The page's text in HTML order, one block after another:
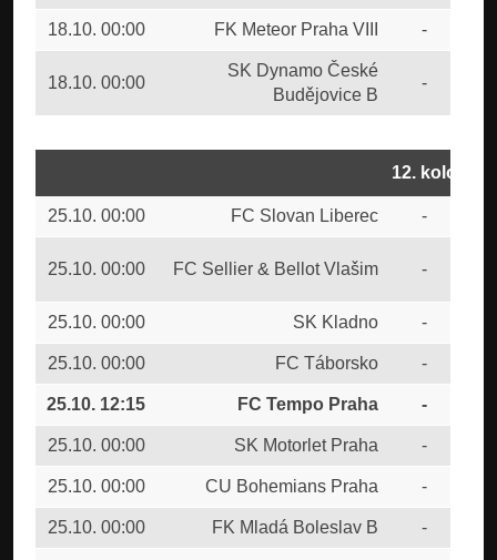
18.10. 00:00 FK Meteor Praha VIII -
18.10. 00:00
SK Dynamo České
Budějovice B
-
12. kolo
25.10. 00:00 FC Slovan Liberec -
25.10. 00:00 FC Sellier & Bellot Vlašim -
25.10. 00:00 SK Kladno -
25.10. 00:00 FC Táborsko -
25.10. 12:15 FC Tempo Praha -
25.10. 00:00 SK Motorlet Praha -
25.10. 00:00 CU Bohemians Praha -
25.10. 00:00 FK Mladá Boleslav B -